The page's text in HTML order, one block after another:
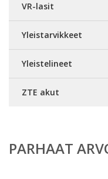
VR-lasit
Yleistarvikkeet
Yleistelineet
ZTE akut
PARHAAT